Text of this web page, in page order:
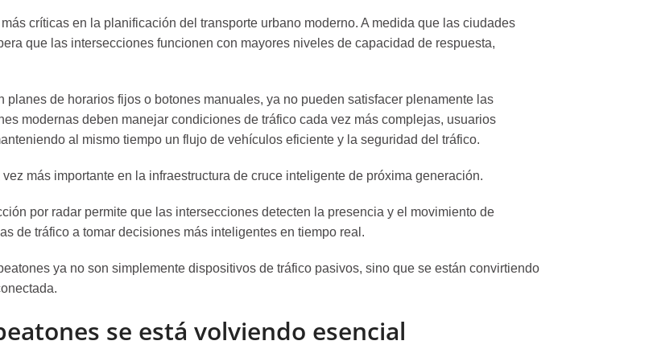
críticas en la planificación del transporte urbano moderno. A medida que las ciudades
que las intersecciones funcionen con mayores niveles de capacidad de respuesta,
de horarios fijos o botones manuales, ya no pueden satisfacer plenamente las
modernas deben manejar condiciones de tráfico cada vez más complejas, usuarios
al mismo tiempo un flujo de vehículos eficiente y la seguridad del tráfico.
más importante en la infraestructura de cruce inteligente de próxima generación.
por radar permite que las intersecciones detecten la presencia y el movimiento de
de tráfico a tomar decisiones más inteligentes en tiempo real.
ya no son simplemente dispositivos de tráfico pasivos, sino que se están convirtiendo
se está volviendo esencial